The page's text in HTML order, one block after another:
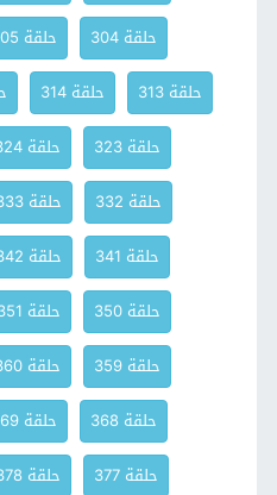
حلقة 304
حلقة 305
حلقة 313
حلقة 314
حلقة 323
حلقة 324
حلقة 332
حلقة 333
حلقة 341
حلقة 342
حلقة 350
حلقة 351
حلقة 359
حلقة 360
حلقة 368
حلقة 369
حلقة 377
حلقة 378